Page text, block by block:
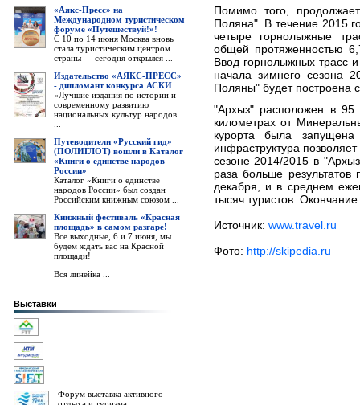
«Аякс-Пресс» на
Международном туристическом
форуме «Путешествуй!»!
С 10 по 14 июня Москва вновь
стала туристическим центром
страны — сегодня открылся ...
Издательство «АЯКС-ПРЕСС»
- дипломант конкурса АСКИ
«Лучшие издания по истории и
современному развитию
национальных культур народов
Путеводители «Русский гид»
(ПОЛИГЛОТ) вошли в Каталог
«Книги о единстве народов
России»
Каталог «Книги о единстве
народов России» был создан
Российским книжным союзом ...
Книжный фестиваль «Красная
площадь» в самом разгаре!
Все выходные, 6 и 7 июня, мы
будем ждать вас на Красной
площади!
Вся линейка ...
Выставки
Форум выставка активного
Помимо того,
Поляна". В течение 2015
четыре горнолыжные
общей протяженностью
Ввод горнолыжных трасс
начала зимнего сезона
Поляны" будет построена
"Архыз" расположен в 95
километрах от
курорта была
инфраструктура
сезоне 2014/2015 в
раза больше
декабря, и в среднем
тысяч туристов.
Источник: www.travel.ru
Фото: http://skipedia.ru